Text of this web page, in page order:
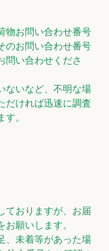
物お問い合わせ番号
のお問い合わせ番号
問い合わせくださ
ないなど、不明な場
だければ迅速に調査
。
ておりますが、お届
願いします。
、未着等があった場